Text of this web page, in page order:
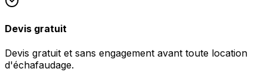
Devis gratuit
Devis gratuit et sans engagement avant toute location
d'échafaudage.